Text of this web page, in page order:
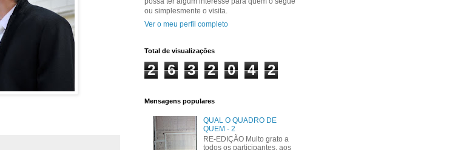
ou simplesmente o visita.
Ver o meu perfil completo
Total de visualizações
2 6 3 2 0 4 2
Mensagens populares
QUAL O QUADRO DE
QUEM - 2
RE-EDIÇÃO Muito grato a
todos os participantes, aos